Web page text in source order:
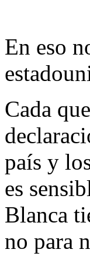
En eso
Cada
país y
es
Blanca
no para